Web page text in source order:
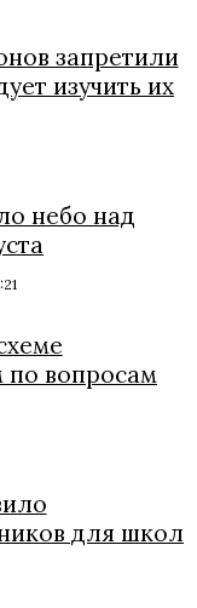
запретили
изучить их
небо над
по вопросам
для школ